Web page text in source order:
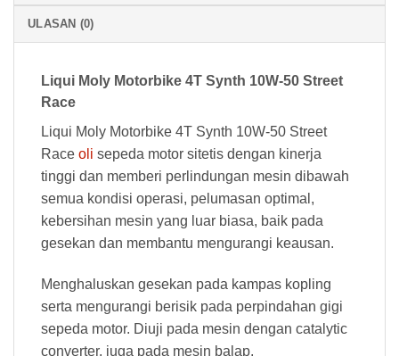
ULASAN (0)
Liqui Moly Motorbike 4T Synth 10W-50 Street
Race
Liqui Moly Motorbike 4T Synth 10W-50 Street
Race oli sepeda motor sitetis dengan kinerja
tinggi dan memberi perlindungan mesin dibawah
semua kondisi operasi, pelumasan optimal,
kebersihan mesin yang luar biasa, baik pada
gesekan dan membantu mengurangi keausan.
Menghaluskan gesekan pada kampas kopling
serta mengurangi berisik pada perpindahan gigi
sepeda motor. Diuji pada mesin dengan catalytic
converter, juga pada mesin balap.